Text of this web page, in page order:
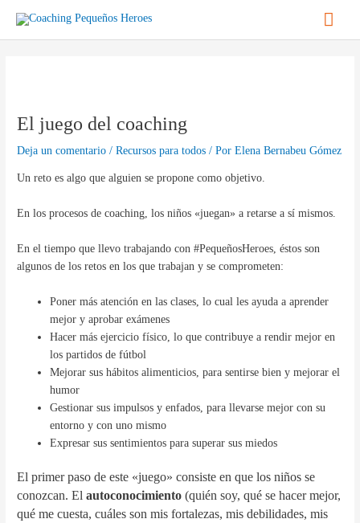
contenido
El juego del coaching
Deja un comentario /Recursos para todos / PorElena Bernabeu Gómez
Un reto es algo que alguien se propone como objetivo.
En los procesos de coaching, los niños «juegan» a retarse a sí mismos.
En el tiempo que llevo trabajando con #PequeñosHeroes, éstos son
algunos de los retos en los que trabajan y se comprometen:
Poner más atención en las clases, lo cual les ayuda a aprender
mejor y aprobar exámenes
Hacer más ejercicio físico, lo que contribuye a rendir mejor en
los partidos de fútbol
Mejorar sus hábitos alimenticios, para sentirse bien y mejorar el
humor
Gestionar sus impulsos y enfados, para llevarse mejor con su
entorno y con uno mismo
Expresar sus sentimientos para superar sus miedos
El primer paso de este «juego» consiste en que los niños se
conozcan. Elautoconocimiento (quién soy, qué se hacer mejor,
qué me cuesta, cuáles son mis fortalezas, mis debilidades, mis